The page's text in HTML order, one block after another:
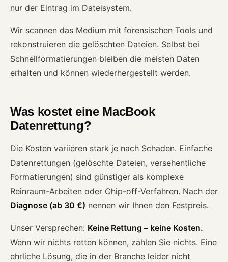
nur der Eintrag im Dateisystem.
Wir scannen das Medium mit forensischen Tools und
rekonstruieren die gelöschten Dateien. Selbst bei
Schnellformatierungen bleiben die meisten Daten
erhalten und können wiederhergestellt werden.
Was kostet eine MacBook
Datenrettung?
Die Kosten variieren stark je nach Schaden. Einfache
Datenrettungen (gelöschte Dateien, versehentliche
Formatierungen) sind günstiger als komplexe
Reinraum-Arbeiten oder Chip-off-Verfahren. Nach der
Diagnose (ab 30 €) nennen wir Ihnen den Festpreis.
Unser Versprechen: Keine Rettung – keine Kosten.
Wenn wir nichts retten können, zahlen Sie nichts. Eine
ehrliche Lösung, die in der Branche leider nicht